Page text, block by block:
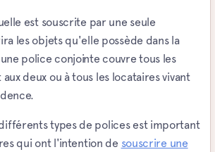
est souscrite par une seule
les objets qu'elle possède dans la
police conjointe couvre tous les
deux ou à tous les locataires vivant
types de polices est important
qui ont l'intention de souscrire une